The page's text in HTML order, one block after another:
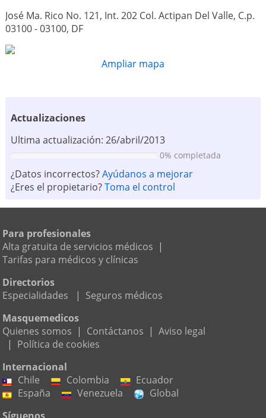
José Ma. Rico No. 121, Int. 202 Col. Actipan Del Valle, C.p.
03100 - 03100, DF
Ampliar mapa
Actualizaciones
Ultima actualización: 26/abril/2013
0% completada
¿Datos incorrectos?Ayúdanos a mejorar
¿Eres el propietario?Toma el control
Para profesionales
Alta gratuita de servicios médicos |
Tarifas para médicos y clínicas
Directorios
Especialidades
| Seguros médicos
Masquemedicos
Quienes somos | Contáctanos | Aviso legal
| Política de cookies
Internacional
Chile
Colombia
Ecuador
España
Venezuela
Global